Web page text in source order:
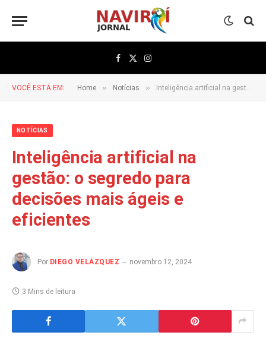
Facebook
X
(Twitter)
Instagram
VOCÊ ESTÁ EM: Home » Notícias » Inteligência artificial na gestão: o segredo para decisões mais ágeis e eficientes
NOTÍCIAS
Inteligência artificial na
gestão: o segredo para
decisões mais ágeis e
eficientes
Por DIEGO VELÁZQUEZ novembro 12, 2024
3 Mins de leitura